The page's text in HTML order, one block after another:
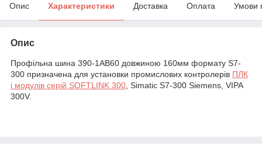
Опис Характеристики Доставка Оплата Умови
Опис
Профільна шина 390-1AB60 довжиною 160мм формату S7-
300 призначена для установки промислових контролерів ПЛК
і модулів серій SOFTLINK 300 , Simatic S7-300 Siemens, VIPA
300V.